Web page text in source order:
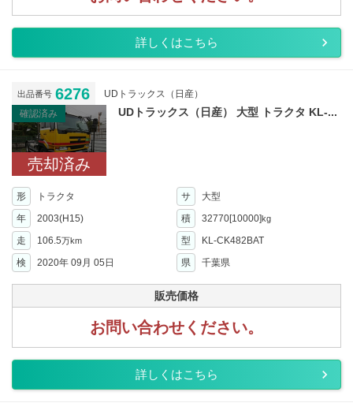
詳しくはこちら
出品番号 6276
UDトラックス（日産）
確認済み
売却済み
UDトラックス（日産） 大型 トラクタ KL-...
形 トラクタ サ
大型
年
2003(H15) 積 32770[10000]kg
走 106.5万km 型
KL-CK482BAT
検
2020年 09月 05日 県 千葉県
販売価格
お問い合わせください。
詳しくはこちら